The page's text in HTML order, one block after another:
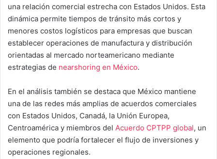
una relación comercial estrecha con Estados Unidos. Esta
dinámica permite tiempos de tránsito más cortos y
menores costos logísticos para empresas que buscan
establecer operaciones de manufactura y distribución
orientadas al mercado norteamericano mediante
estrategias de nearshoring en México.
En el análisis también se destaca que México mantiene
una de las redes más amplias de acuerdos comerciales
con Estados Unidos, Canadá, la Unión Europea,
Centroamérica y miembros del Acuerdo CPTPP global, un
elemento que podría fortalecer el flujo de inversiones y
operaciones regionales.